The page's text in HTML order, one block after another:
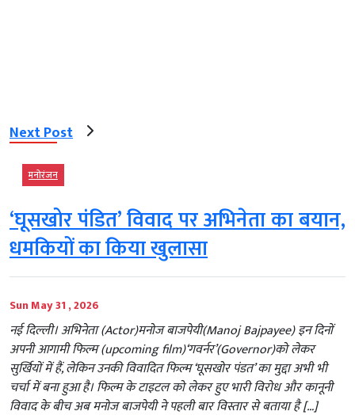
Next Post
मनोरंजन
‘घूसखोर पंडित’ विवाद पर अभिनेता का बयान,
धमकियों का किया खुलासा
Sun May 31 , 2026
नई दिल्ली। अभिनेता (Actor)मनोज बाजपेयी(Manoj Bajpayee) इन दिनों
अपनी आगामी फिल्म (upcoming film)‘गवर्नर’(Governor)को लेकर
सुर्खियों में हैं, लेकिन उनकी विवादित फिल्म ‘घूसखोर पंडत’ का मुद्दा अभी भी
चर्चा में बना हुआ है। फिल्म के टाइटल को लेकर हुए भारी विरोध और कानूनी
विवाद के बीच अब मनोज बाजपेयी ने पहली बार विस्तार से बताया है […]